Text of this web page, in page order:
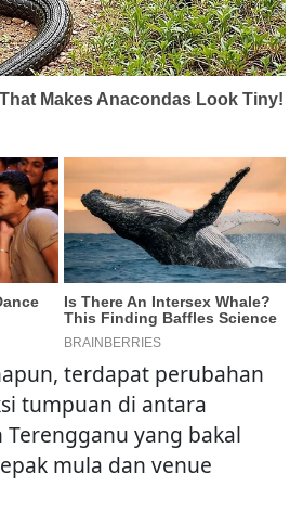
terdapat perubahan
tumpuan di antara
Terengganu yang bakal
mula dan venue